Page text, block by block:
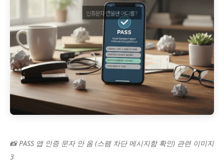
📸 PASS 앱 인증 문자 안 옴 (스팸 차단 메시지함 확인) 관련 이미지
3